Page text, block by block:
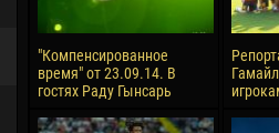
26 March
Vitor Hugo Morais de OLIVEIRA
28 March
Raí LOPES DE OLIVEIRA
10
15
Ivan
"Компенсированное
время" от 23.09.14. В
гостях Раду Гынсарь